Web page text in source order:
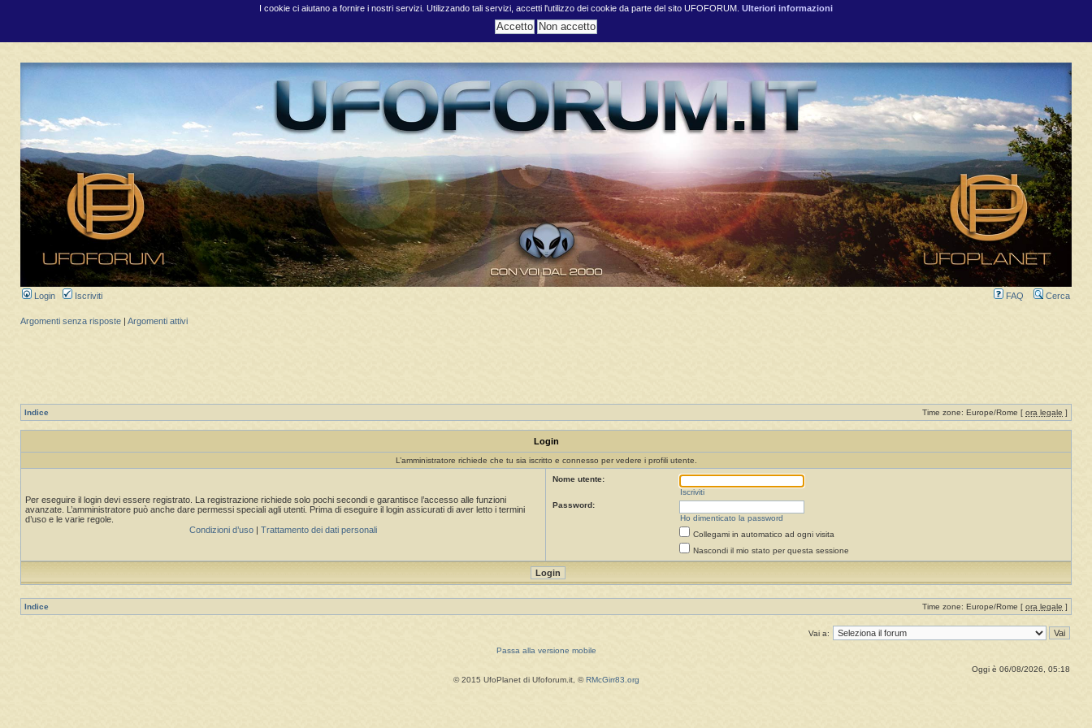
I cookie ci aiutano a fornire i nostri servizi. Utilizzando tali servizi, accetti l'utilizzo dei cookie da parte del sito UFOFORUM. Ulteriori informazioni
Login Iscriviti FAQ Cerca
Argomenti senza risposte Argomenti attivi
Indice Time zone: Europe/Rome [ ora legale ]
Login
L’amministratore richiede che tu sia iscritto e connesso per vedere i profili utente.
Per eseguire il login devi essere registrato. La registrazione richiede solo pochi secondi e garantisce l’accesso alle funzioni
avanzate. L’amministratore può anche dare permessi speciali agli utenti. Prima di eseguire il login assicurati di aver letto i termini
d’uso e le varie regole.
Condizioni d’uso
Trattamento dei dati personali
Nome utente:
Iscriviti
Password:
Ho dimenticato la password
Collegami in automatico ad ogni visita
Nascondi il mio stato per questa sessione
Indice Time zone: Europe/Rome [ ora legale ]
Vai a:
Passa alla versione mobile
Oggi è 06/08/2026, 05:18
© 2015 UfoPlanet di Ufoforum.it, © RMcGirr83.org